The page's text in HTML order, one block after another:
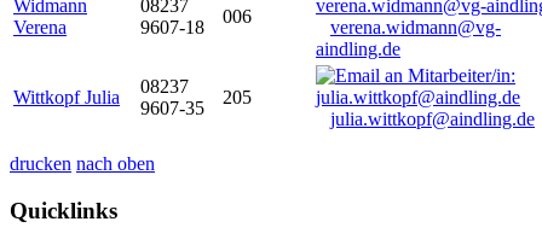
Widmann
Verena
08237
9607-18
006
verena.widmann@vg-
aindling.de
Wittkopf Julia
08237
9607-35
205
julia.wittkopf@aindling.de
drucken nach oben
Quicklinks